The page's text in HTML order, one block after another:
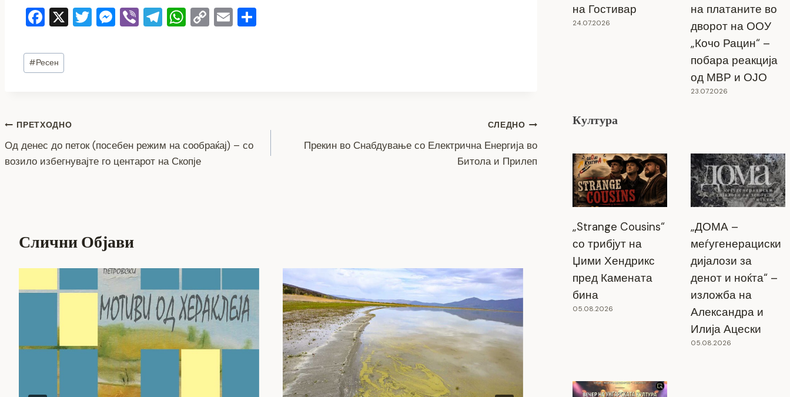
F
c
e
o
k
X T M Vi T W C E
Post
Tags:
#Ресен
Навигација
на
ПРЕТХОДНО
Од денес до петок (посебен режим на сообраќај) – со
возило избегнувајте го центарот на Скопје
СЛЕДНО
Прекин во Снабдување со Електрична Енергија во
Битола и Прилеп
Слични Објави
на Гостивар
24.07.2026
на платаните во
дворот на ООУ
„Кочо Рацин“ –
побара реакција
од МВР и ОЈО
23.07.2026
Култура
„Strange Cousins“
со трибјут на
Џими Хендрикс
пред Камената
бина
05.08.2026
„ДОМА –
меѓугенерациски
дијалози за
денот и ноќта“ –
изложба на
Александра и
Илија Ацески
05.08.2026